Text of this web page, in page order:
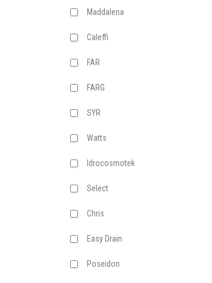
Maddalena
Caleffi
FAR
FARG
SYR
Watts
Idrocosmotek
Select
Chris
Easy Drain
Poseidon